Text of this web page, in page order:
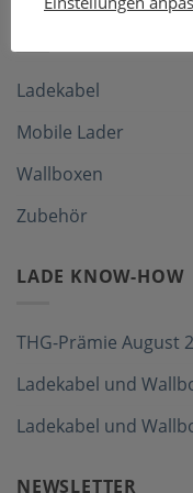
Ladekabel
Mobile Lader
Wallboxen
Zubehör
LADE KNOW-HOW
THG-Prämie August
Ladekabel und
Ladekabel und
NEWSLETTER